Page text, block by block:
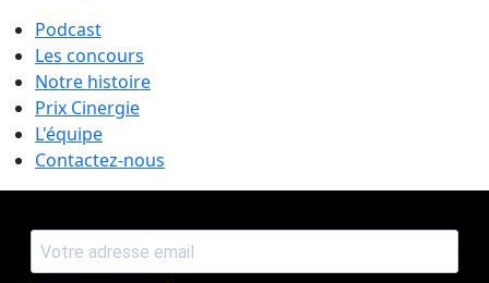
Podcast
Les concours
Notre histoire
Prix Cinergie
L'équipe
Contactez-nous